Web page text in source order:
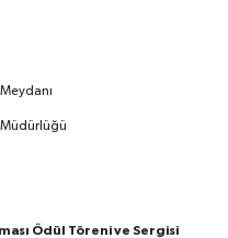
Ödül Töreni ve Sergisi